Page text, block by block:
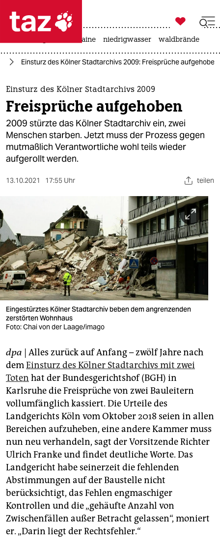
 taz zahl ich
taz zahl ich
themen
politik
öko
gesellschaft
kultur
berlin
nord
wahrheit
verlag
verlag
veranstaltungen
fragen & hilfe
unterstützen
abo
genossenschaft
epaper login

taz zahl ich
krieg in der ukraine niedrigwasser waldbrände
Einsturz des Kölner Stadtarchivs 2009: Freisprüche aufgehoben
Einsturz des Kölner Stadtarchivs 2009
Freisprüche aufgehoben
2009 stürzte das Kölner Stadtarchiv ein, zwei
Menschen starben. Jetzt muss der Prozess gegen
mutmaßlich Verantwortliche wohl teils wieder
aufgerollt werden.
13.10.2021 17:55 Uhr teilen
Eingestürztes Kölner Stadtarchiv beben dem angrenzenden
zerstörten Wohnhaus
Foto: Chai von der Laage/imago
dpa | Alles zurück auf Anfang – zwölf Jahre nach
demEinsturz des Kölner Stadtarchivs mit zwei
Toten hat der Bundesgerichtshof (BGH) in
Karlsruhe die Freisprüche von zwei Bauleitern
vollumfänglich kassiert. Die Urteile des
Landgerichts Köln vom Oktober 2018 seien in allen
Bereichen aufzuheben, eine andere Kammer muss
nun neu verhandeln, sagt der Vorsitzende Richter
Ulrich Franke und findet deutliche Worte. Das
Landgericht habe seinerzeit die fehlenden
Abstimmungen auf der Baustelle nicht
berücksichtigt, das Fehlen engmaschiger
Kontrollen und die „gehäufte Anzahl von
Zwischenfällen außer Betracht gelassen“, moniert
er. „Darin liegt der Rechtsfehler.“